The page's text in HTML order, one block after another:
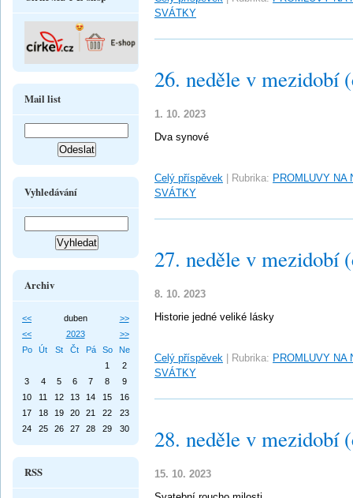
SVÁTKY
26. neděle v mezidobí
1. 10. 2023
Dva synové
Celý příspěvek Rubrika: PROMLUVY NA
SVÁTKY
27. neděle v mezidobí
8. 10. 2023
Historie jedné veliké lásky
Celý příspěvek Rubrika: PROMLUVY NA
SVÁTKY
28. neděle v mezidobí
15. 10. 2023
Mail list
Vyhledávání
Archiv
<< duben
>>
<<
2023
>>
Po
Út St Čt Pá So
Ne
1
2
3
4 5 6 7 8
9
10
11 12 13 14 15
16
17
18 19 20 21 22
23
24
25 26 27 28 29 30
RSS